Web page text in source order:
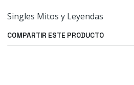
Singles Mitos y Leyendas
COMPARTIR ESTE PRODUCTO